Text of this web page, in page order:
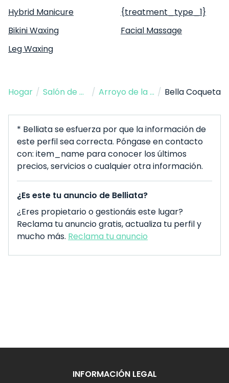
Hybrid Manicure
{treatment_type_1}
Bikini Waxing
Facial Massage
Leg Waxing
Hogar / Salón de Belleza / Arroyo de la Encomienda / Bella Coqueta
* Belliata se esfuerza por que la información de
este perfil sea correcta. Póngase en contacto
con: item_name para conocer los últimos
precios, servicios o cualquier otra información.
¿Es este tu anuncio de Belliata?
¿Eres propietario o gestionáis este lugar?
Reclama tu anuncio gratis, actualiza tu perfil y
mucho más. Reclama tu anuncio
INFORMACIÓN LEGAL